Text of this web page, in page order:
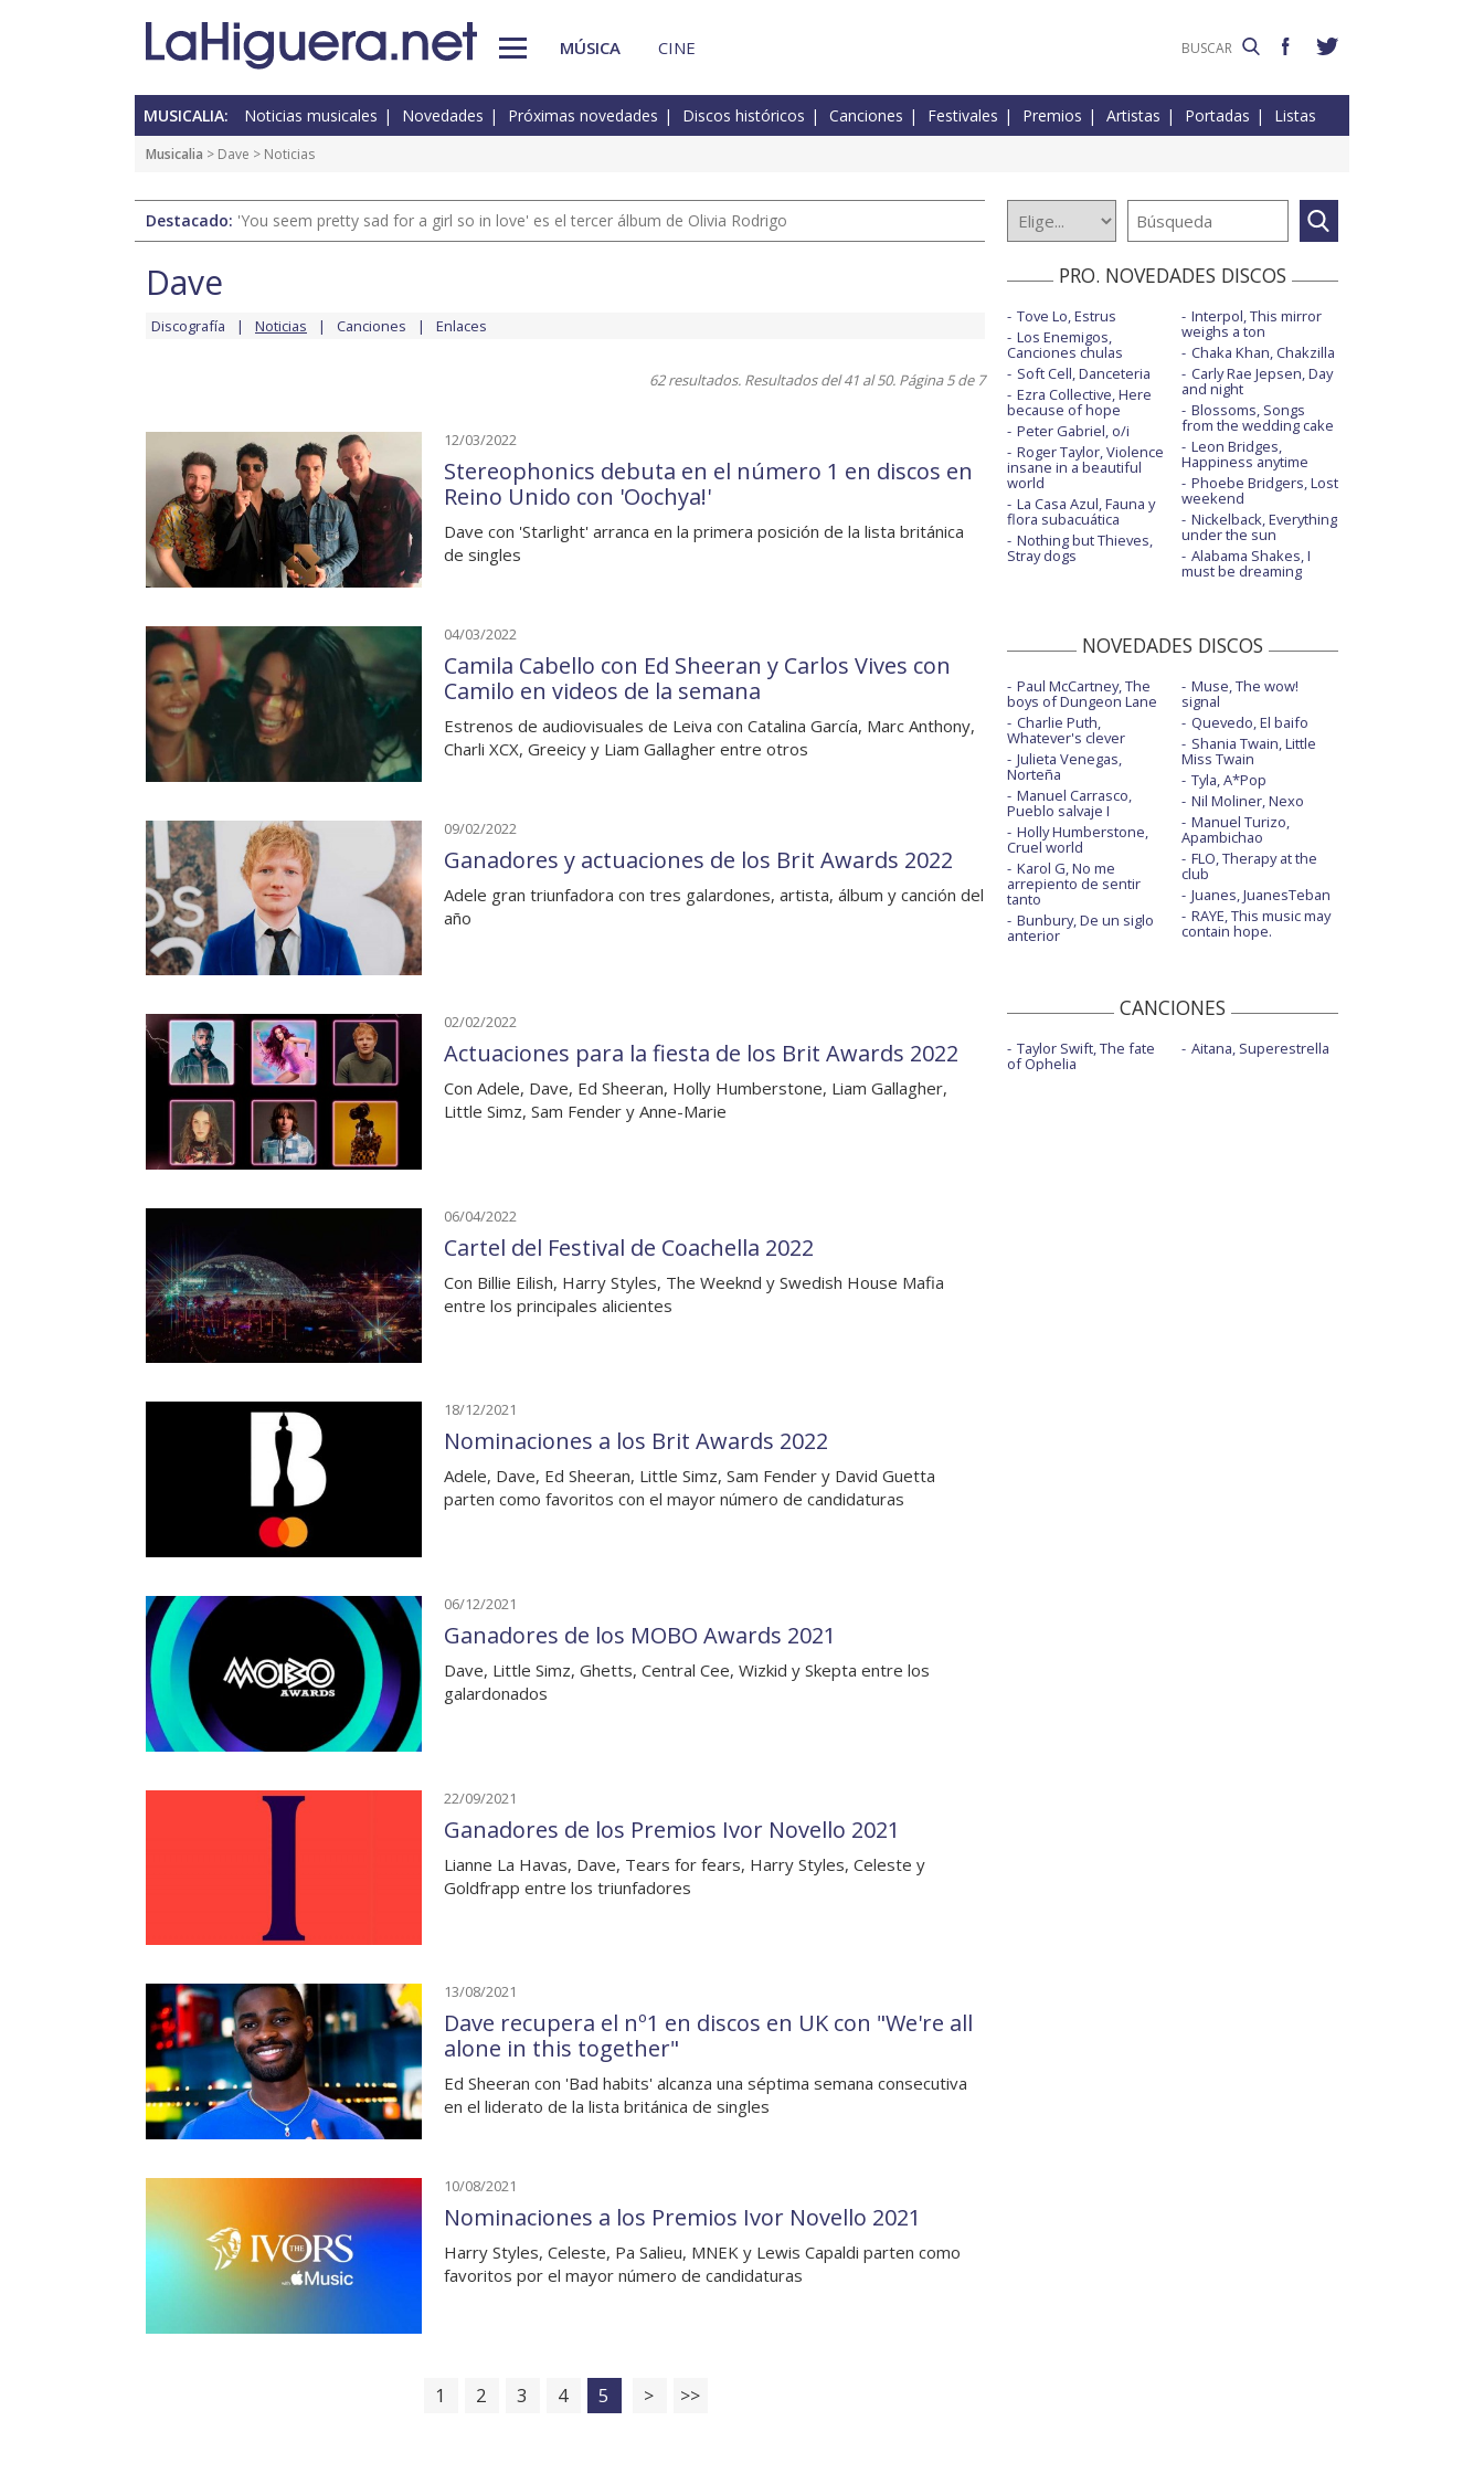
MÚSICA CINE
MUSICALIA: Noticias musicales Novedades Próximas novedades Discos históricos Canciones Festivales Premios Artistas Portadas Listas
Musicalia > Dave > Noticias
Destacado: 'You seem pretty sad for a girl so in love' es el tercer álbum de Olivia Rodrigo
Dave
Discografía Noticias Canciones Enlaces
62 resultados. Resultados del 41 al 50. Página 5 de 7
12/03/2022
Stereophonics debuta en el número 1 en discos en
Reino Unido con 'Oochya!'
Dave con 'Starlight' arranca en la primera posición de la lista británica
de singles
04/03/2022
Camila Cabello con Ed Sheeran y Carlos Vives con
Camilo en videos de la semana
Estrenos de audiovisuales de Leiva con Catalina García, Marc Anthony,
Charli XCX, Greeicy y Liam Gallagher entre otros
09/02/2022
Ganadores y actuaciones de los Brit Awards 2022
Adele gran triunfadora con tres galardones, artista, álbum y canción del
año
02/02/2022
Actuaciones para la fiesta de los Brit Awards 2022
Con Adele, Dave, Ed Sheeran, Holly Humberstone, Liam Gallagher,
Little Simz, Sam Fender y Anne-Marie
06/04/2022
Cartel del Festival de Coachella 2022
Con Billie Eilish, Harry Styles, The Weeknd y Swedish House Mafia
entre los principales alicientes
18/12/2021
Nominaciones a los Brit Awards 2022
Adele, Dave, Ed Sheeran, Little Simz, Sam Fender y David Guetta
parten como favoritos con el mayor número de candidaturas
06/12/2021
Ganadores de los MOBO Awards 2021
Dave, Little Simz, Ghetts, Central Cee, Wizkid y Skepta entre los
galardonados
22/09/2021
Ganadores de los Premios Ivor Novello 2021
Lianne La Havas, Dave, Tears for fears, Harry Styles, Celeste y
Goldfrapp entre los triunfadores
13/08/2021
Dave recupera el nº1 en discos en UK con "We're all
alone in this together"
Ed Sheeran con 'Bad habits' alcanza una séptima semana consecutiva
en el liderato de la lista británica de singles
10/08/2021
Nominaciones a los Premios Ivor Novello 2021
Harry Styles, Celeste, Pa Salieu, MNEK y Lewis Capaldi parten como
favoritos por el mayor número de candidaturas
1 2 3 4 5 > >>
PRO. NOVEDADES DISCOS
Tove Lo, Estrus
Los Enemigos,
Canciones chulas
Soft Cell, Danceteria
Ezra Collective, Here
because of hope
Peter Gabriel, o/i
Roger Taylor, Violence
insane in a beautiful
world
La Casa Azul, Fauna y
flora subacuática
Nothing but Thieves,
Stray dogs
Interpol, This mirror
weighs a ton
Chaka Khan, Chakzilla
Carly Rae Jepsen, Day
and night
Blossoms, Songs
from the wedding cake
Leon Bridges,
Happiness anytime
Phoebe Bridgers, Lost
weekend
Nickelback, Everything
under the sun
Alabama Shakes, I
must be dreaming
NOVEDADES DISCOS
Paul McCartney, The
boys of Dungeon Lane
Charlie Puth,
Whatever's clever
Julieta Venegas,
Norteña
Manuel Carrasco,
Pueblo salvaje I
Holly Humberstone,
Cruel world
Karol G, No me
arrepiento de sentir
tanto
Bunbury, De un siglo
anterior
Muse, The wow!
signal
Quevedo, El baifo
Shania Twain, Little
Miss Twain
Tyla, A*Pop
Nil Moliner, Nexo
Manuel Turizo,
Apambichao
FLO, Therapy at the
club
Juanes, JuanesTeban
RAYE, This music may
contain hope.
CANCIONES
Taylor Swift, The fate
of Ophelia
Aitana, Superestrella